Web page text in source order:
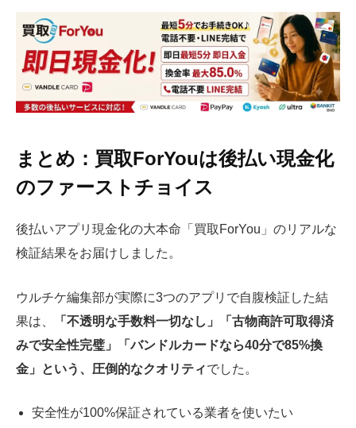
まとめ：買取ForYouは後払い現金化
のファーストチョイス
後払いアプリ現金化の大本命「買取ForYou」のリアルな
検証結果をお届けしました。
ウルチケ編集部が実際に3つのアプリで自腹検証した結
果は、
「不透明な手数料一切なし」「古物商許可取得済
みで安全性完璧」「バンドルカードなら40分で85%換
金」という、圧倒的なクオリティでした。
安全性が100%保証されている業者を使いたい